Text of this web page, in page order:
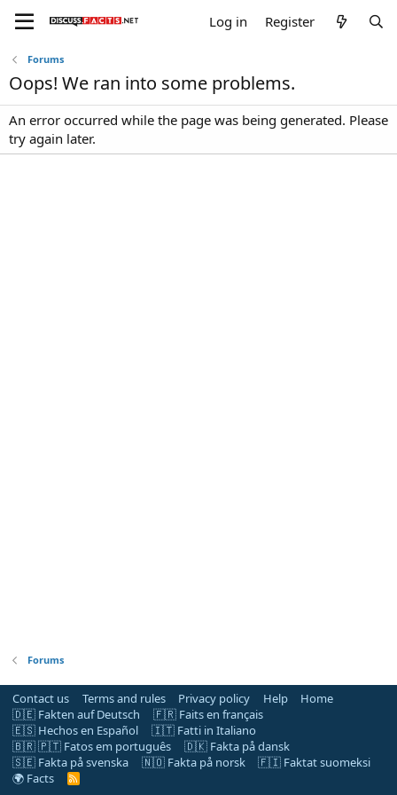
Log in Register
Forums
Oops! We ran into some problems.
An error occurred while the page was being generated. Please
try again later.
Forums
Contact us Terms and rules Privacy policy Help
Home
🇩🇪 Fakten auf Deutsch
🇫🇷 Faits en français
🇪🇸 Hechos en Español
🇮🇹 Fatti in Italiano
🇧🇷 🇵🇹 Fatos em português
🇩🇰 Fakta på dansk
🇸🇪 Fakta på svenska
🇳🇴 Fakta på norsk
🇫🇮 Faktat suomeksi
🌍 Facts
R